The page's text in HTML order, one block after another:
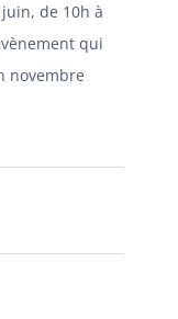
de 10h à
qui
novembre